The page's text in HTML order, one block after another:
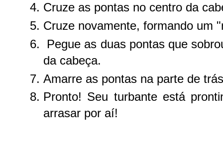
Cruze as pontas no centro da
Cruze novamente, formando um
Pegue as duas pontas que
da cabeça.
Amarre as pontas na parte de
Pronto! Seu turbante está
arrasar por aí!